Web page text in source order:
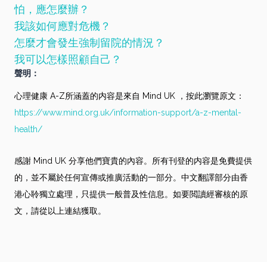
怕，應怎麼辦？
我該如何應對危機？
怎麼才會發生強制留院的情況？
我可以怎樣照顧自己？
聲明：
心理健康 A-Z所涵蓋的内容是來自 Mind UK ，按此瀏覽原文：
https://www.mind.org.uk/information-support/a-z-mental-
health/
感謝 Mind UK 分享他們寶貴的內容。所有刊登的内容是免費提供
的，並不屬於任何宣傳或推廣活動的一部分。中文翻譯部分由香
港心聆獨立處理，只提供一般普及性信息。如要閲讀經審核的原
文，請從以上連結獲取。